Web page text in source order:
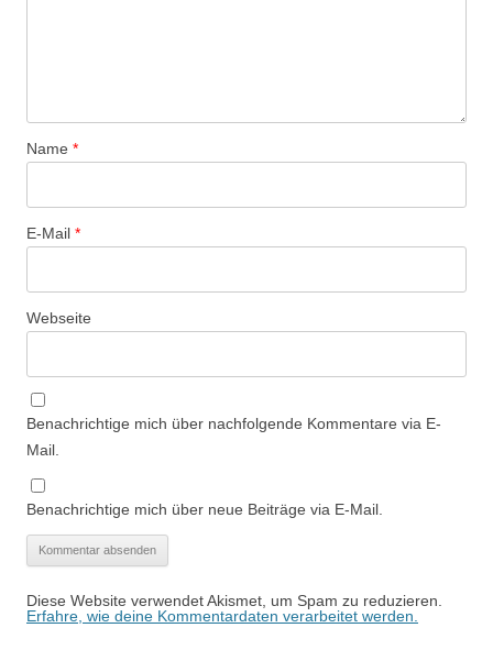
Name *
E-Mail *
Webseite
Benachrichtige mich über nachfolgende Kommentare via E-
Mail.
Benachrichtige mich über neue Beiträge via E-Mail.
Diese Website verwendet Akismet, um Spam zu reduzieren.
Erfahre, wie deine Kommentardaten verarbeitet werden.